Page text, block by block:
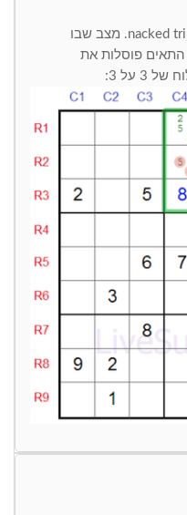
בתמונה הבאה, סיטואציה של nacked triples. מצב שבו
פוסלות את
על 3: